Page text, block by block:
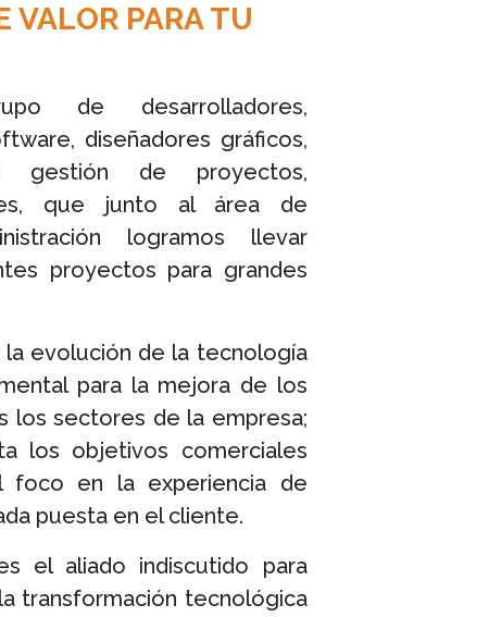
VALOR PARA TU
de desarrolladores,
diseñadores gráficos,
gestión de proyectos,
que junto al área de
logramos llevar
proyectos para grandes
evolución de la tecnología
para la mejora de los
los sectores de la empresa;
los objetivos comerciales
foco en la experiencia de
puesta en el cliente.
el aliado indiscutido para
transformación tecnológica